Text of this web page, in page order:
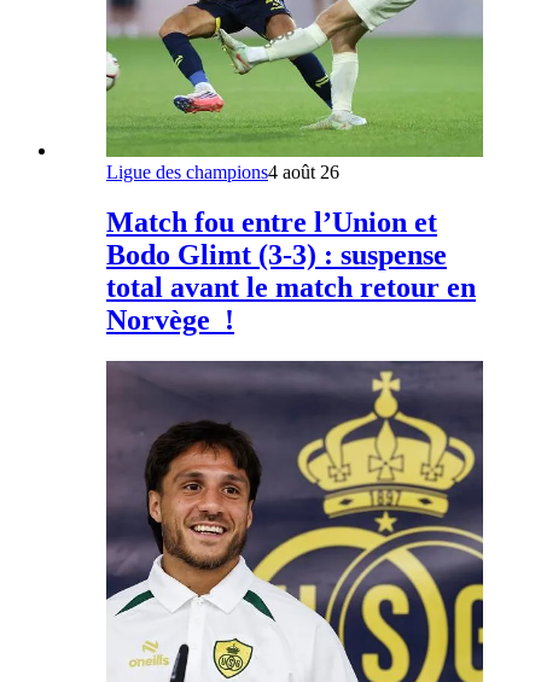
Ligue des champions4 août 26
Match fou entre l’Union et
Bodo Glimt (3-3) : suspense
total avant le match retour en
Norvège !